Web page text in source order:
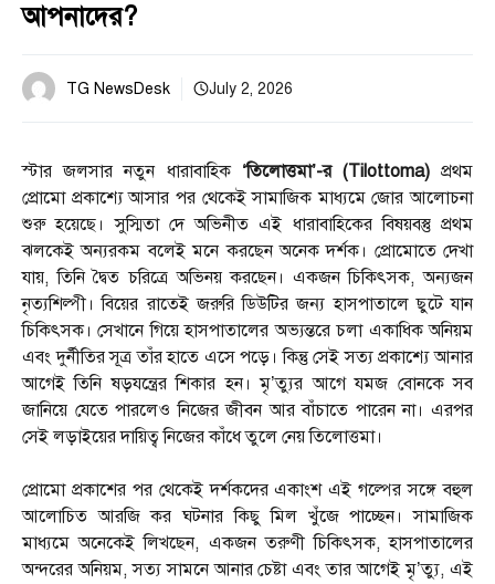
আপনাদের?
TG NewsDesk July 2, 2026
স্টার জলসার নতুন ধারাবাহিক ‘তিলোত্তমা’-র (Tilottoma)প্রথম
প্রোমো প্রকাশ্যে আসার পর থেকেই সামাজিক মাধ্যমে জোর আলোচনা
শুরু হয়েছে। সুস্মিতা দে অভিনীত এই ধারাবাহিকের বিষয়বস্তু প্রথম
ঝলকেই অন্যরকম বলেই মনে করছেন অনেক দর্শক। প্রোমোতে দেখা
যায়, তিনি দ্বৈত চরিত্রে অভিনয় করছেন। একজন চিকিৎসক, অন্যজন
নৃত্যশিল্পী। বিয়ের রাতেই জরুরি ডিউটির জন্য হাসপাতালে ছুটে যান
চিকিৎসক। সেখানে গিয়ে হাসপাতালের অভ্যন্তরে চলা একাধিক অনিয়ম
এবং দুর্নীতির সূত্র তাঁর হাতে এসে পড়ে। কিন্তু সেই সত্য প্রকাশ্যে আনার
আগেই তিনি ষড়যন্ত্রের শিকার হন। মৃ’ত্যুর আগে যমজ বোনকে সব
জানিয়ে যেতে পারলেও নিজের জীবন আর বাঁচাতে পারেন না। এরপর
সেই লড়াইয়ের দায়িত্ব নিজের কাঁধে তুলে নেয় তিলোত্তমা।
প্রোমো প্রকাশের পর থেকেই দর্শকদের একাংশ এই গল্পের সঙ্গে বহুল
আলোচিত আরজি কর ঘটনার কিছু মিল খুঁজে পাচ্ছেন। সামাজিক
মাধ্যমে অনেকেই লিখছেন, একজন তরুণী চিকিৎসক, হাসপাতালের
অন্দরের অনিয়ম, সত্য সামনে আনার চেষ্টা এবং তার আগেই মৃ’ত্যু, এই